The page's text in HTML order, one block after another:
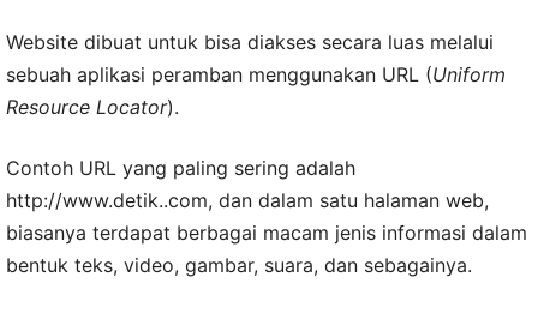
Website dibuat untuk bisa diakses secara luas melalui
sebuah aplikasi peramban menggunakan URL (Uniform
Resource Locator).
Contoh URL yang paling sering adalah
http://www.detik..com, dan dalam satu halaman web,
biasanya terdapat berbagai macam jenis informasi dalam
bentuk teks, video, gambar, suara, dan sebagainya.